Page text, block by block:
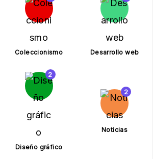
Coleccionismo Desarrollo web
2
Diseño gráfico
2
Noticias